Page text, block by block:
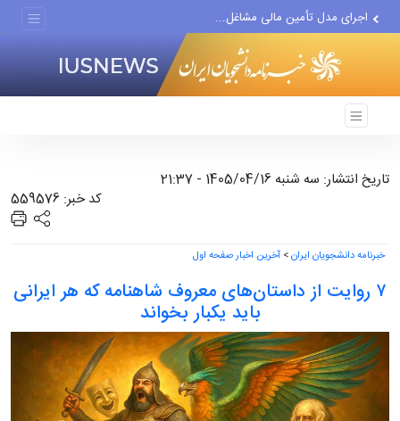
بررسی دلیل تناقصی دخترانه
اجرای مدل تأمین مالی مشاغل...
تغییر ناگهانی روی نیمکت...
تاریخ انتشار: سه شنبه 1405/04/16 - 21:37
کد خبر: 559576
خبرنامه دانشجویان ایران> آخرین اخبار صفحه اول
۷ روایت از داستان‌های معروف شاهنامه که هر ایرانی
باید یکبار بخواند